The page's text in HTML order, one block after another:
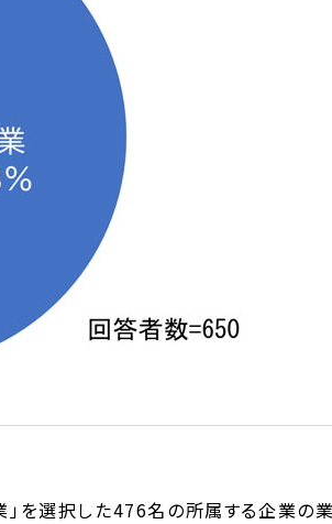
」を選択した476名の所属する企業の